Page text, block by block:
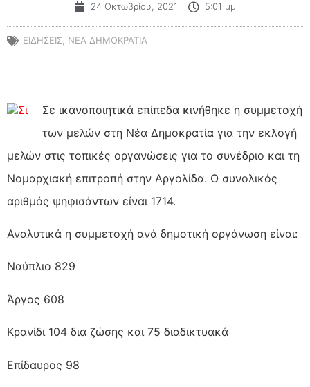
24 Οκτωβρίου, 2021 5:01 μμ
ΕΙΔΗΣΕΙΣ, ΝΕΑ ΔΗΜΟΚΡΑΤΙΑ
Σι
Σε ικανοποιητικά επίπεδα κινήθηκε η συμμετοχή
των μελών στη Νέα Δημοκρατία για την εκλογή
μελών στις τοπικές οργανώσεις για το συνέδριο και τη
Νομαρχιακή επιτροπή στην Αργολίδα. Ο συνολικός
αριθμός ψηφισάντων είναι 1714.
Αναλυτικά η συμμετοχή ανά δημοτική οργάνωση είναι:
Ναύπλιο 829
Άργος 608
Κρανίδι 104 δια ζώσης και 75 διαδικτυακά
Επίδαυρος 98